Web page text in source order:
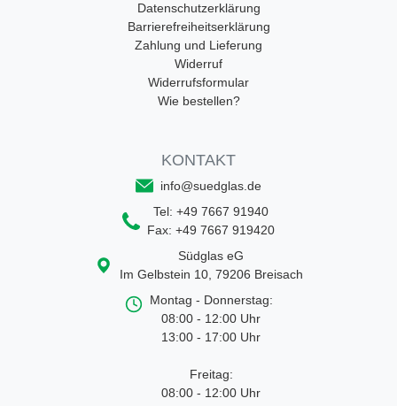
Datenschutzerklärung
Barrierefreiheitserklärung
Zahlung und Lieferung
Widerruf
Widerrufsformular
Wie bestellen?
KONTAKT
info@suedglas.de
Tel: +49 7667 91940
Fax: +49 7667 919420
Südglas eG
Im Gelbstein 10, 79206 Breisach
Montag - Donnerstag:
08:00 - 12:00 Uhr
13:00 - 17:00 Uhr
Freitag:
08:00 - 12:00 Uhr